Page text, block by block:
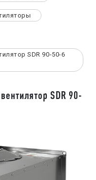
SDR 90-50-6
SDR 90-